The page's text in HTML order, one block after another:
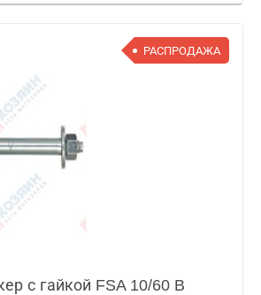
РАСПРОДАЖА
с гайкой FSA 10/60 B